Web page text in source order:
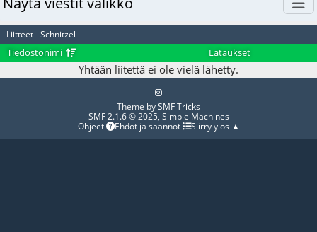
Liitteet - Schnitzel
Tiedostonimi Lataukset
Yhtään liitettä ei ole vielä lähetty.
Theme bySMF Tricks
SMF 2.1.6 © 2025, Simple Machines
Ohjeet
Ehdot ja säännöt Siirry ylös ▲